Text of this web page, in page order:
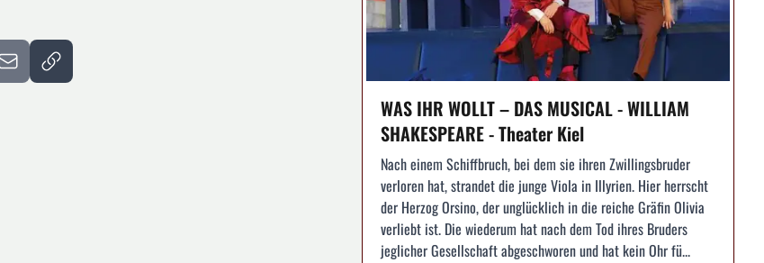
WAS IHR WOLLT – DAS MUSICAL - WILLIAM
SHAKESPEARE - Theater Kiel
Nach einem Schiffbruch, bei dem sie ihren Zwillingsbruder
verloren hat, strandet die junge Viola in Illyrien. Hier herrscht
der Herzog Orsino, der unglücklich in die reiche Gräfin Olivia
verliebt ist. Die wiederum hat nach dem Tod ihres Bruders
jeglicher Gesellschaft abgeschworen und hat kein Ohr fü...